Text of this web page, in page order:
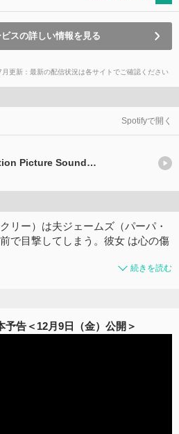
スの詳しい情報を見る
更新：最新の配信状況は各サイトでご確認ください
Spotifyで開く
Men (Original Motion Picture Soundtrack)
リー）は夫ジェームズ（パーパ・
で目撃してしまう。彼女 は心の傷
続きを読む
予告＜12月9日（金）公開＞